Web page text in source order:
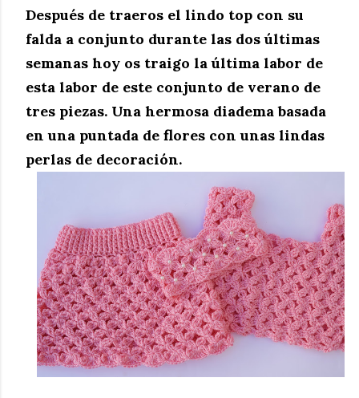
Después de traeros el lindo top con su
falda a conjunto durante las dos últimas
semanas hoy os traigo la última labor de
esta labor de este conjunto de verano de
tres piezas. Una hermosa diadema basada
en una puntada de flores con unas lindas
perlas de decoración.